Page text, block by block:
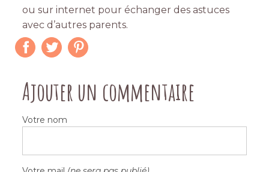
ou sur internet pour échanger des astuces
avec d’autres parents.
Ajouter un commentaire
Votre nom